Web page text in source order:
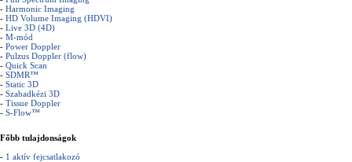
- Harmonic Imaging
- HD Volume Imaging (HDVI)
- Live 3D (4D)
- M-mód
- Power Doppler
- Pulzus Doppler (flow)
- Quick Scan
- SDMR™
- Static 3D
- Szabadkézi 3D
- Tissue Doppler
- S-Flow™
Főbb tulajdonságok
- 1 aktív fejcsatlakozó